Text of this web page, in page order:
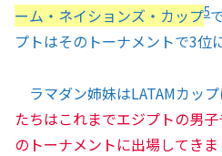
ーム・ネイションズ・カップ5
プトはそのトーナメントで3位
ラマダン姉妹はLATAMカップ
たちはこれまでエジプトの男
のトーナメントに出場してき